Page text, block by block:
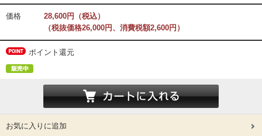
価格
28,600円（税込）
（税抜価格26,000円、消費税額2,600円）
ポイント還元
お気に入りに追加